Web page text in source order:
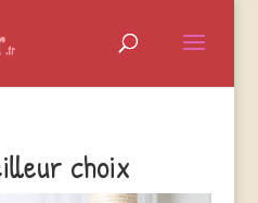
choix